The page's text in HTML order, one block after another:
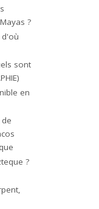
?
d'où
sont
en
?